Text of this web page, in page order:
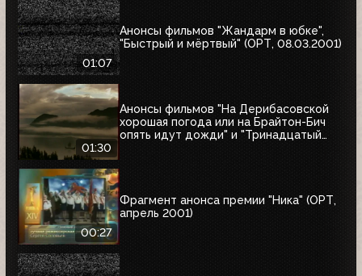
01:07
Анонсы фильмов "Жандарм в юбке",
"Быстрый и мёртвый" (ОРТ, 08.03.2001)
01:30
Анонсы фильмов "На Дерибасовской
хорошая погода или на Брайтон-Бич
опять идут дожди" и "Тринадцатый
00:27
Фрагмент анонса премии "Ника" (ОРТ,
апрель 2001)